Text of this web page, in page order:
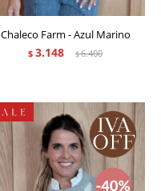
Chaleco Farm - Azul Marino
$ 3.148 $6.400